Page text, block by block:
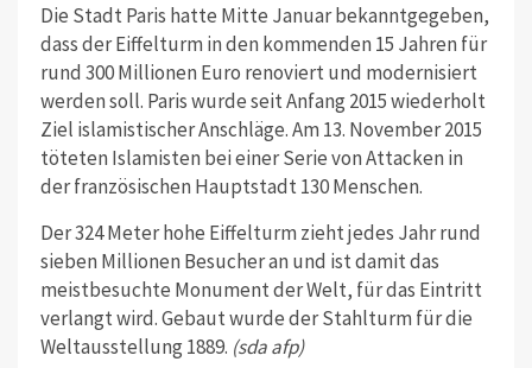
Die Stadt Paris hatte Mitte Januar bekanntgegeben,
dass der Eiffelturm in den kommenden 15 Jahren für
rund 300 Millionen Euro renoviert und modernisiert
werden soll. Paris wurde seit Anfang 2015 wiederholt
Ziel islamistischer Anschläge. Am 13. November 2015
töteten Islamisten bei einer Serie von Attacken in
der französischen Hauptstadt 130 Menschen.
Der 324 Meter hohe Eiffelturm zieht jedes Jahr rund
sieben Millionen Besucher an und ist damit das
meistbesuchte Monument der Welt, für das Eintritt
verlangt wird. Gebaut wurde der Stahlturm für die
Weltausstellung 1889. (sda afp)